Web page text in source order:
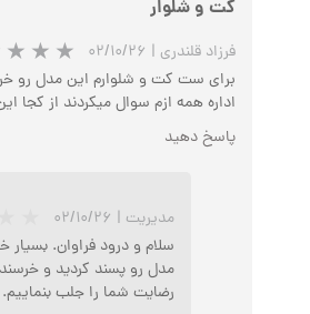
کت و شلوار
فرزاد قلندری | ۰۲/۱۰/۲۶
برای ست کت و شلوارم این مدل رو
اداره همه ازم سوال میکردند از کجا
پاسخ دهید
مدیریت | ۰۲/۱۰/۲۶
سلام و درود فراوان. بسیار
مدل رو پسند کردید و
رضایت شما را جلب بنماییم.